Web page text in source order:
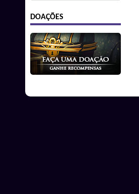
DOAÇÕES